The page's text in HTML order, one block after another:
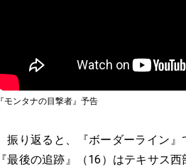
『モンタナの目撃者』予告
振り返ると、『ボーダーライン』
『最後の追跡』（16）はテキサス